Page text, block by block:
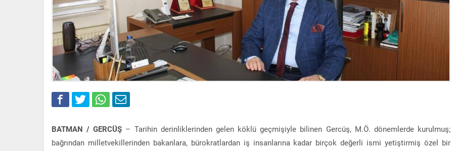
BATMAN / GERCÜŞ – Tarihin derinliklerinden gelen köklü geçmişiyle bilinen Gercüş, M.Ö. dönemlerde kurulmuş;
bağrından milletvekillerinden bakanlara, bürokratlardan iş insanlarına kadar birçok değerli ismi yetiştirmiş özel bir